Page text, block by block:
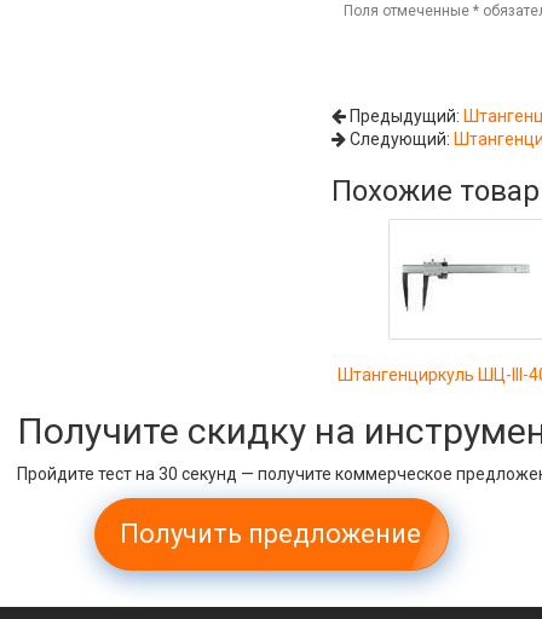
Поля отмеченные*
Предыдущий:
Следующий:
Похожие
Штангенциркуль ШЦ-III-
Получите скидку на
Пройдите тест на 30 секунд — получите коммерческое
Получить предложение